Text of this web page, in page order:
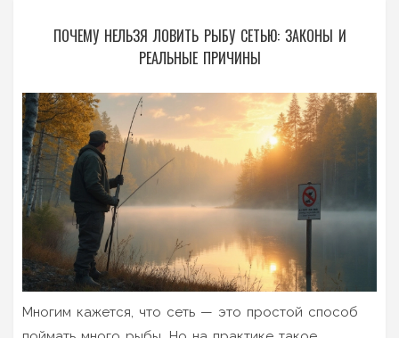
ПОЧЕМУ НЕЛЬЗЯ ЛОВИТЬ РЫБУ СЕТЬЮ: ЗАКОНЫ И
РЕАЛЬНЫЕ ПРИЧИНЫ
Многим кажется, что сеть — это простой способ